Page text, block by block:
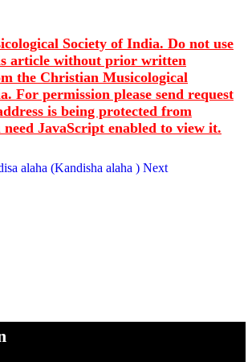
Society of India. Do not use
article without prior written
the Christian Musicological
For permission please send request
is being protected from
need JavaScript enabled to view it.
alaha (Kandisha alaha ) Next